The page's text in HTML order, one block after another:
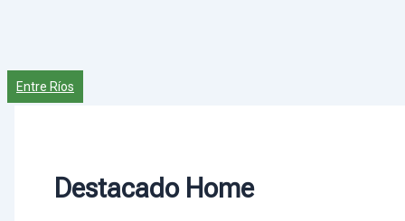
Entre Ríos
Destacado Home